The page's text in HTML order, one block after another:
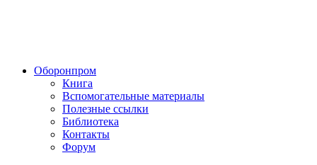
Оборонпром
Книга
Вспомогательные материалы
Полезные ссылки
Библиотека
Контакты
Форум